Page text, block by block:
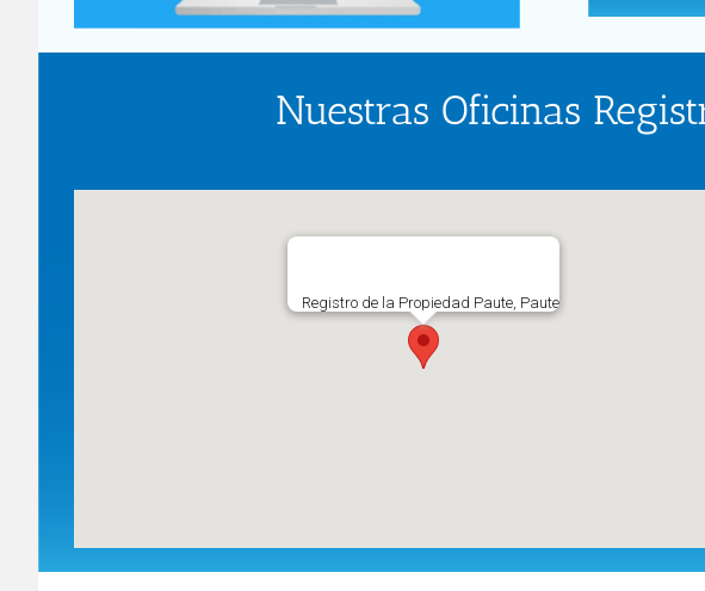
Nuestras Oficinas
Registro de la Propiedad Paute, Paute